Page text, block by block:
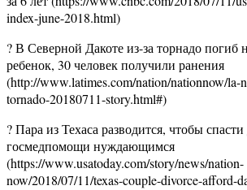
index-june-2018.html)
? В Северной Дакоте из-за торнадо
ребенок, 30 человек получили ранения
(http://www.latimes.com/nation/nationnow/la-
tornado-20180711-story.html#)
? Пара из Техаса разводится, чтобы
госмедпомощи нуждающимся
(https://www.usatoday.com/story/news/nation-
now/2018/07/11/texas-couple-divorce-afford-